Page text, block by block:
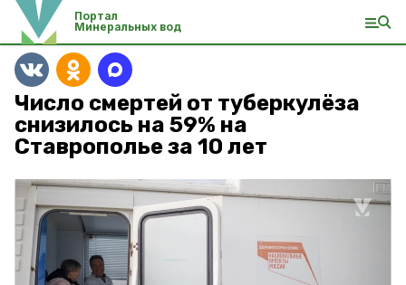
Портал
Минеральных вод
Число смертей от туберкулёза
снизилось на 59% на
Ставрополье за 10 лет